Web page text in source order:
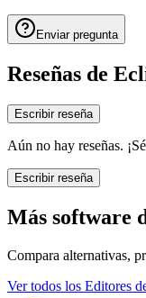
Enviar pregunta
Reseñas de
Escribir reseña
Aún no hay reseñas.
Escribir reseña
Más software
Compara alternativas,
Ver todos los Editores